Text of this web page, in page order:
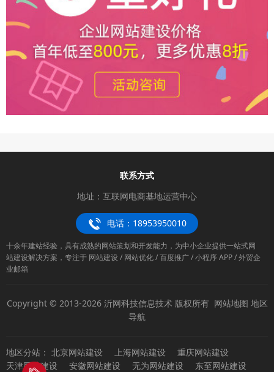
联系方式
地址：互联网电商基地运营中心
电话：18953950010
十余年建站经验，具有成熟的网站策划和开发能力，为中小企业提供一站式网
站建设解决方案，专注于 网站建设 / 网站优化 / 百度推广 / 小程序 APP / 外贸企
业邮箱
Copyright © 2013-2026 沂网科技信息技术 版权所有 网站地图 地区
导航
地区分站： 北京网站建设 上海网站建设
重庆网站建设
天津网站建设
安徽网站建设 无为网站建设 东至网站建设